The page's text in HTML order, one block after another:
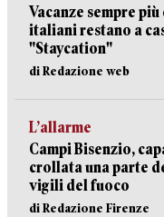
Vacanze sempre
italiani restano a
"Staycation"
di Redazione web
L’allarme
Campi Bisenzio,
crollata una parte
vigili del fuoco
di Redazione Firenze